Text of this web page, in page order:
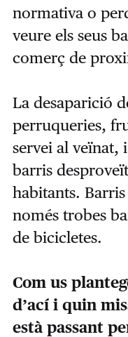
normativa o
veure els seus
comerç de
La desaparició
perruqueries,
servei al veïnat,
barris
habitants.
només trobes
de bicicletes.
Com us
d’ací i quin
està passant